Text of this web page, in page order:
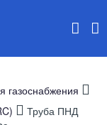
газоснабжения
Труба ПНД